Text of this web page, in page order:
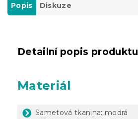
Popis Diskuze
Detailní popis produktu
Materiál
Sametová tkanina: modrá